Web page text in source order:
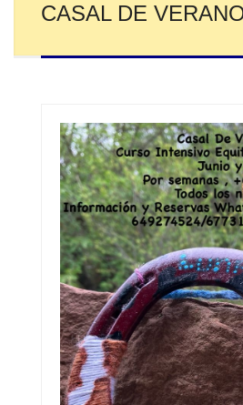
CASAL DE